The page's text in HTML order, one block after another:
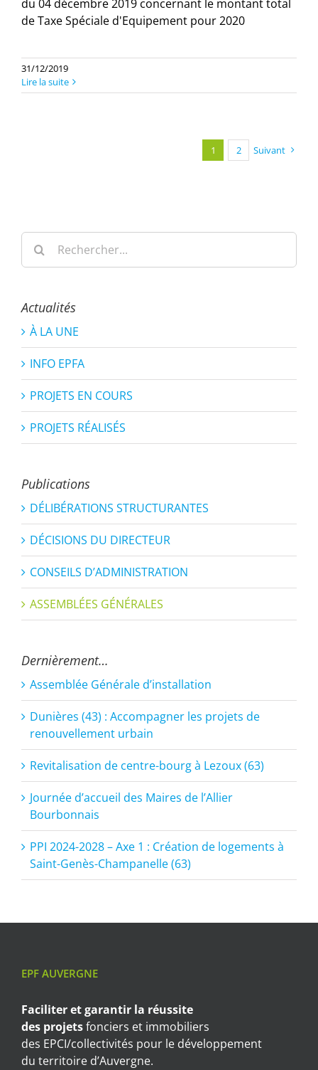
du 04 décembre 2019 concernant le montant total
de Taxe Spéciale d'Equipement pour 2020
31/12/2019
Lire la suite
1 2 Suivant
Rechercher:
Actualités
À LA UNE
INFO EPFA
PROJETS EN COURS
PROJETS RÉALISÉS
Publications
DÉLIBÉRATIONS STRUCTURANTES
DÉCISIONS DU DIRECTEUR
CONSEILS D’ADMINISTRATION
ASSEMBLÉES GÉNÉRALES
Dernièrement…
Assemblée Générale d’installation
Dunières (43) : Accompagner les projets de
renouvellement urbain
Revitalisation de centre-bourg à Lezoux (63)
Journée d’accueil des Maires de l’Allier
Bourbonnais
PPI 2024-2028 – Axe 1 : Création de logements à
Saint-Genès-Champanelle (63)
EPF AUVERGNE
Faciliter et garantir la réussite
des projetsfonciers et immobiliers
des EPCI/collectivités pour le développement
du territoire d’Auvergne.